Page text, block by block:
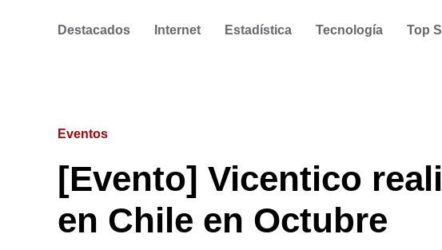
Destacados Internet Estadística Tecnología Top
Eventos
[Evento] Vicentico
en Chile en Octubre